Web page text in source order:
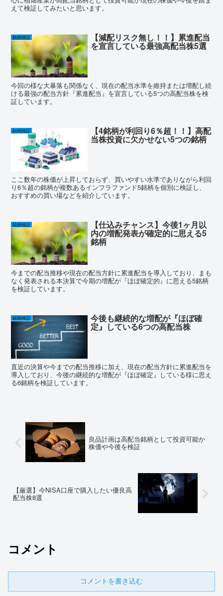
えて検証してみたいと思います。
銘柄検証 【減配リスク無し！！】累進配当
を宣言している最強高配当株5選
今回の様な大暴落も関係なく、現在の配当水準を維持または増配し続
ける最強の配当方針『累進配当』を宣言している5つの高配当株を検
証しています。
銘柄検証 【4銘柄が利回り6％超！！】高配
当株投資に欠かせない5つの銘柄
ここ数年の株価が上昇しておらず、買いやすい水準でありながら利回
り6％超の銘柄が複数あるインフラファンド5銘柄を個別に検証し、
おすすめの買い場などを紹介しています。
銘柄検証 【仕込みチャンス】今後1ヶ月以
内の増配発表が確定的に思える5
銘柄
今までの配当推移や現在の配当方針に累進配当を導入しており、まも
なく発表される本決算で今期の増配が『ほぼ確定的』に思える5銘柄
を検証しています。
銘柄検証 今後も継続的な増配が『ほぼ確
定』している6つの高配当株
直近の決算や今までの配当推移に加え、現在の配当方針に累進配当を
導入しており、今後の継続的な増配が『ほぼ確定』している様に思え
る6銘柄を検証しています。
良品計画は高配当銘柄として投資可能か
株価や今後を検証
【厳選】今NISA口座で購入したい優良高
配当株8選
コメント
コメントを書き込む